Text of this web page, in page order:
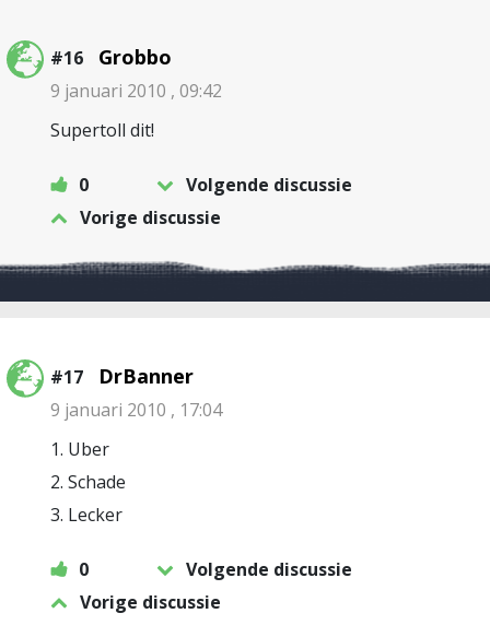
#16 Grobbo
9 januari 2010 , 09:42
Supertoll dit!
0
Volgende discussie
Vorige discussie
#17 DrBanner
9 januari 2010 , 17:04
1. Uber
2. Schade
3. Lecker
0
Volgende discussie
Vorige discussie